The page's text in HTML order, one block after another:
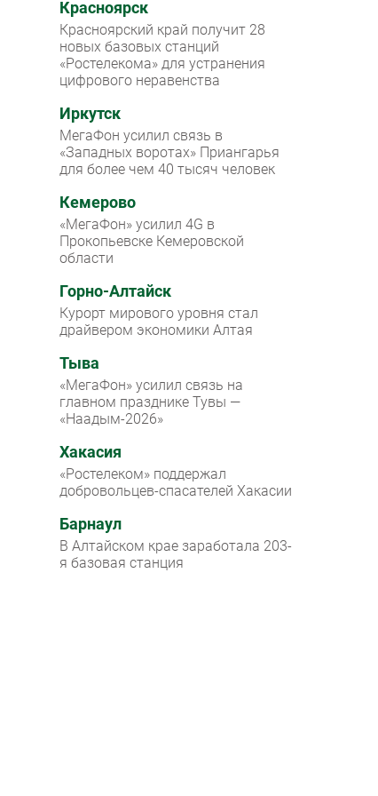
Красноярск
Красноярский край получит 28
новых базовых станций
«Ростелекома» для устранения
цифрового неравенства
Иркутск
МегаФон усилил связь в
«Западных воротах» Приангарья
для более чем 40 тысяч человек
Кемерово
«МегаФон» усилил 4G в
Прокопьевске Кемеровской
области
Горно-Алтайск
Курорт мирового уровня стал
драйвером экономики Алтая
Тыва
«МегаФон» усилил связь на
главном празднике Тувы —
«Наадым-2026»
Хакасия
«Ростелеком» поддержал
добровольцев-спасателей Хакасии
Барнаул
В Алтайском крае заработала 203-
я базовая станция